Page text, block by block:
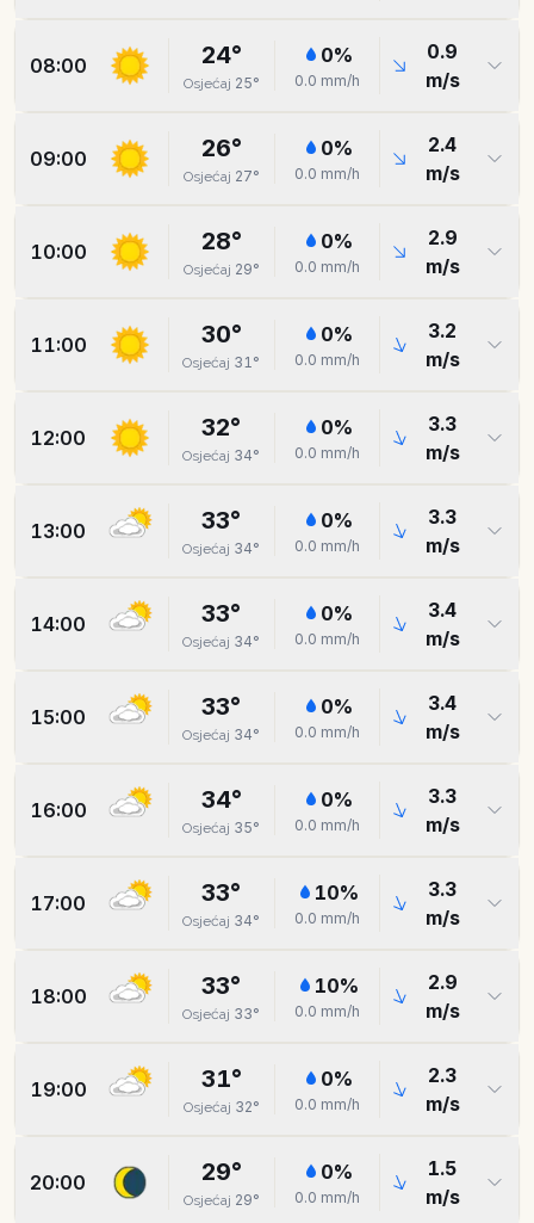
08:00 24°
Osjećaj 25°
0%
0.0 mm/h
0.9
m/s
09:00 26°
Osjećaj 27°
0%
0.0 mm/h
2.4
m/s
10:00 28°
Osjećaj 29°
0%
0.0 mm/h
2.9
m/s
11:00 30°
Osjećaj 31°
0%
0.0 mm/h
3.2
m/s
12:00 32°
Osjećaj 34°
0%
0.0 mm/h
3.3
m/s
13:00 33°
Osjećaj 34°
0%
0.0 mm/h
3.3
m/s
14:00 33°
Osjećaj 34°
0%
0.0 mm/h
3.4
m/s
15:00 33°
Osjećaj 34°
0%
0.0 mm/h
3.4
m/s
16:00 34°
Osjećaj 35°
0%
0.0 mm/h
3.3
m/s
17:00 33°
Osjećaj 34°
10%
0.0 mm/h
3.3
m/s
18:00 33°
Osjećaj 33°
10%
0.0 mm/h
2.9
m/s
19:00 31°
Osjećaj 32°
0%
0.0 mm/h
2.3
m/s
20:00 29°
Osjećaj 29°
0%
0.0 mm/h
1.5
m/s